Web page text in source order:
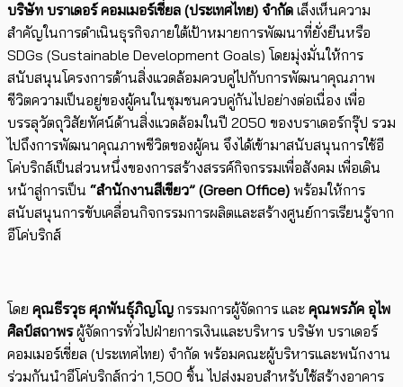
บริษัท บราเดอร์ คอมเมอร์เชี่ยล (ประเทศไทย) จำกัด ​เล็งเห็นความ
สำคัญในการดำเนินธุรกิจภายใต้เป้าหมายการพัฒนาที่ยั่งยืนหรือ
SDGs (Sustainable Development Goals) โดย​มุ่งมั่นให้การ
สนับสนุนโครงการด้านสิ่งแวดล้อมควบคู่ไปกับการพัฒนาคุณภาพ
ชีวิตความเป็นอยู่ของผู้คนในชุมชนควบคู่กันไปอย่างต่อเนื่อง เพื่อ
บรรลุวัตถุวิสัยทัศน์ด้านสิ่งแวดล้อมในปี 2050 ของบราเดอร์กรุ๊ป รวม
ไปถึงการพัฒนาคุณภาพชีวิตของผู้คน จึงได้เข้ามาสนับสนุนการใช้อี
โค่บริกส์เป็นส่วนหนึ่งของการสร้างสรรค์กิจกรรมเพื่อสังคม​ เพื่อเดิน
หน้าสู่การเป็น “สำนักงานสีเขียว” (Green Office) พร้อมให้การ
สนับสนุนการขับเคลื่อน​กิจกรรมการผลิตและสร้างศูนย์การเรียนรู้จาก
อีโค่บริกส์
โดย คุณธีรวุธ ศุภพันธุ์ภิญโญ กรรมการผู้จัดการ และ คุณพรภัค อุไพ
ศิลป์สถาพรผู้จัดการทั่วไปฝ่ายการเงินและบริหาร บริษัท บราเดอร์
คอมเมอร์เชี่ยล (ประเทศไทย) จำกัด พร้อมคณะผู้บริหารและพนักงาน
ร่วมกันนำอีโค่บริกส์​กว่า 1,500 ชิ้น ไปส่งมอบสำหรับใช้สร้างอาคาร